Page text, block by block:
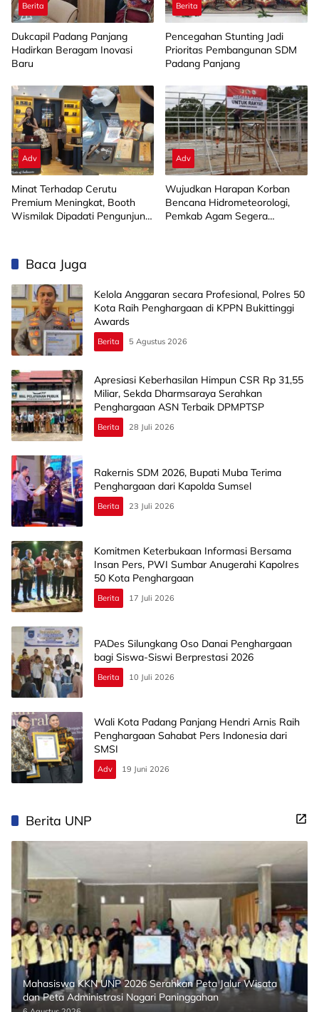
Berita
Dukcapil Padang Panjang
Hadirkan Beragam Inovasi
Baru
Berita
Pencegahan Stunting Jadi
Prioritas Pembangunan SDM
Padang Panjang
Adv
Minat Terhadap Cerutu
Premium Meningkat, Booth
Wismilak Dipadati Pengunjung
Adv
Wujudkan Harapan Korban
Bencana Hidrometeorologi,
Pemkab Agam Segera
Baca Juga
Kelola Anggaran secara Profesional, Polres 50
Kota Raih Penghargaan di KPPN Bukittinggi
Awards
Berita 5 Agustus 2026
Apresiasi Keberhasilan Himpun CSR Rp 31,55
Miliar, Sekda Dharmsaraya Serahkan
Penghargaan ASN Terbaik DPMPTSP
Berita 28 Juli 2026
Rakernis SDM 2026, Bupati Muba Terima
Penghargaan dari Kapolda Sumsel
Berita 23 Juli 2026
Komitmen Keterbukaan Informasi Bersama
Insan Pers, PWI Sumbar Anugerahi Kapolres
50 Kota Penghargaan
Berita 17 Juli 2026
PADes Silungkang Oso Danai Penghargaan
bagi Siswa-Siswi Berprestasi 2026
Berita 10 Juli 2026
Wali Kota Padang Panjang Hendri Arnis Raih
Penghargaan Sahabat Pers Indonesia dari
SMSI
Adv 19 Juni 2026
Berita UNP
Mahasiswa KKN UNP 2026 Serahkan Peta Jalur Wisata
dan Peta Administrasi Nagari Paninggahan